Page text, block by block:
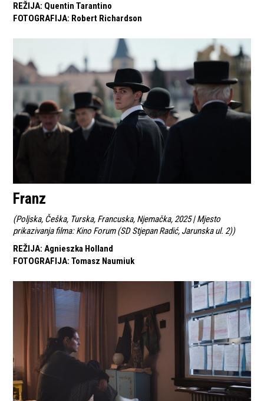
REŽIJA: Quentin Tarantino
FOTOGRAFIJA: Robert Richardson
Franz
(Poljska, Češka, Turska, Francuska, Njemačka, 2025 | Mjesto
prikazivanja filma: Kino Forum (SD Stjepan Radić, Jarunska ul. 2))
REŽIJA: Agnieszka Holland
FOTOGRAFIJA: Tomasz Naumiuk